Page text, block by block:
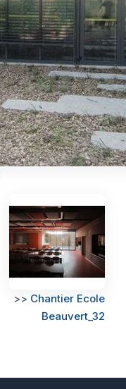
>> Chantier Ecole
Beauvert_32